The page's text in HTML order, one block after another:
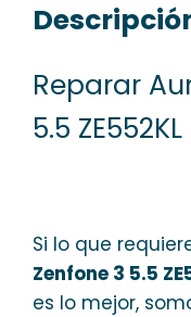
Reparar
5.5
Si lo que
Zenfone 3 5.5
es lo mejor,